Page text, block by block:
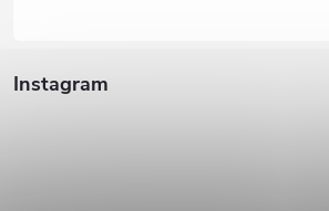
Instagram